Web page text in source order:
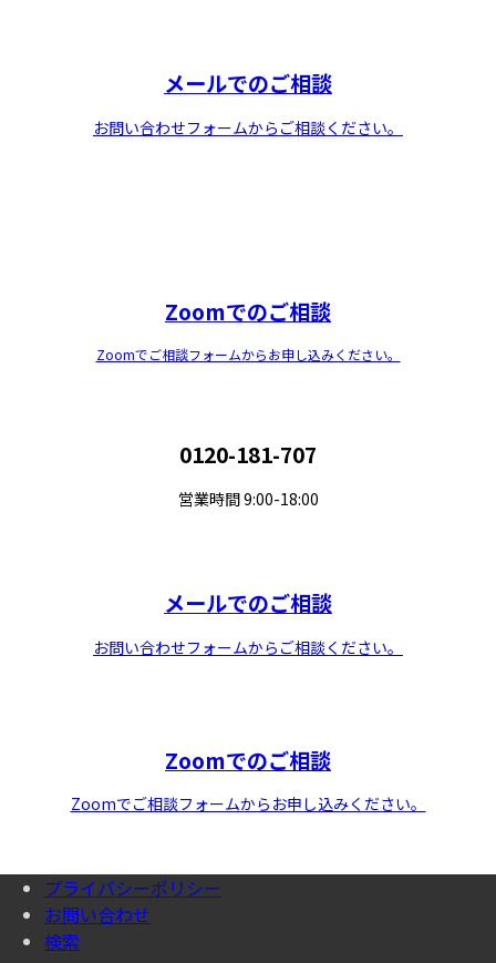
メールでのご相談
お問い合わせフォームからご相談ください。
Zoomでのご相談
Zoomでご相談フォームからお申し込みください。
0120-181-707
営業時間 9:00-18:00
メールでのご相談
お問い合わせフォームからご相談ください。
Zoomでのご相談
Zoomでご相談フォームからお申し込みください。
プライバシーポリシー
お問い合わせ
検索